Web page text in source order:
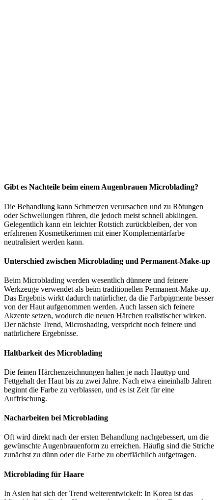
Gibt es Nachteile beim einem Augenbrauen Microblading?
Die Behandlung kann Schmerzen verursachen und zu Rötungen
oder Schwellungen führen, die jedoch meist schnell abklingen.
Gelegentlich kann ein leichter Rotstich zurückbleiben, der von
erfahrenen Kosmetikerinnen mit einer Komplementärfarbe
neutralisiert werden kann.
Unterschied zwischen Microblading und Permanent-Make-up
Beim Microblading werden wesentlich dünnere und feinere
Werkzeuge verwendet als beim traditionellen Permanent-Make-up.
Das Ergebnis wirkt dadurch natürlicher, da die Farbpigmente besser
von der Haut aufgenommen werden. Auch lassen sich feinere
Akzente setzen, wodurch die neuen Härchen realistischer wirken.
Der nächste Trend, Microshading, verspricht noch feinere und
natürlichere Ergebnisse.
Haltbarkeit des Microblading
Die feinen Härchenzeichnungen halten je nach Hauttyp und
Fettgehalt der Haut bis zu zwei Jahre. Nach etwa eineinhalb Jahren
beginnt die Farbe zu verblassen, und es ist Zeit für eine
Auffrischung.
Nacharbeiten bei Microblading
Oft wird direkt nach der ersten Behandlung nachgebessert, um die
gewünschte Augenbrauenform zu erreichen. Häufig sind die Striche
zunächst zu dünn oder die Farbe zu oberflächlich aufgetragen.
Microblading für Haare
In Asien hat sich der Trend weiterentwickelt: In Korea ist das